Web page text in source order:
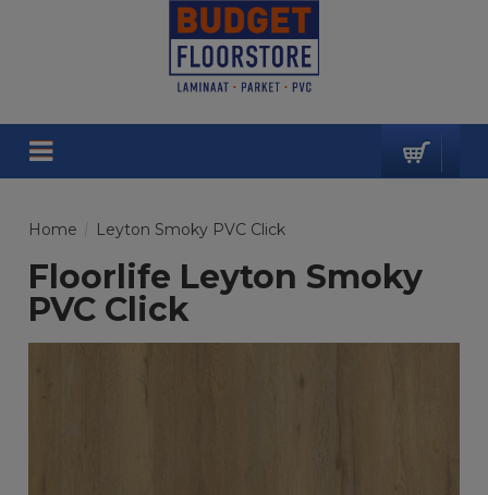
Home Leyton Smoky PVC Click
Floorlife Leyton Smoky
PVC Click